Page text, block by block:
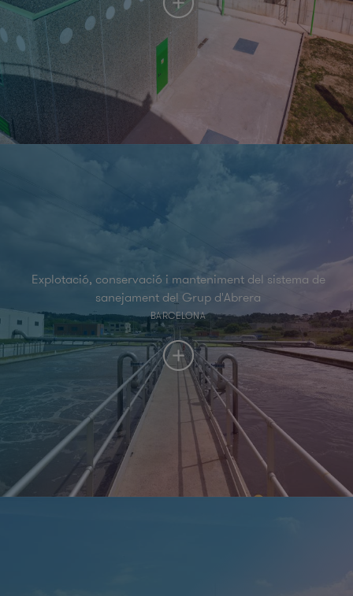
Explotació, conservació i manteniment del sistema de
sanejament del Grup d'Abrera
BARCELONA